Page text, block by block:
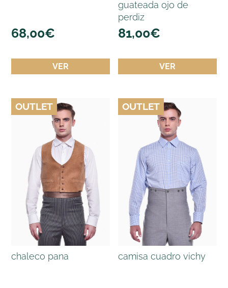
68,00€
VER
guateada ojo de
perdiz
81,00€
VER
OUTLET
chaleco pana
OUTLET
camisa cuadro vichy